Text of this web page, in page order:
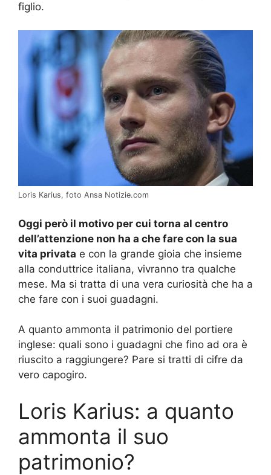
figlio.
Loris Karius, foto Ansa Notizie.com
Oggi però il motivo per cui torna al centro
dell’attenzione non ha a che fare con la sua
vita privata e con la grande gioia che insieme
alla conduttrice italiana, vivranno tra qualche
mese. Ma si tratta di una vera curiosità che ha a
che fare con i suoi guadagni.
A quanto ammonta il patrimonio del portiere
inglese: quali sono i guadagni che fino ad ora è
riuscito a raggiungere? Pare si tratti di cifre da
vero capogiro.
Loris Karius: a quanto
ammonta il suo
patrimonio?